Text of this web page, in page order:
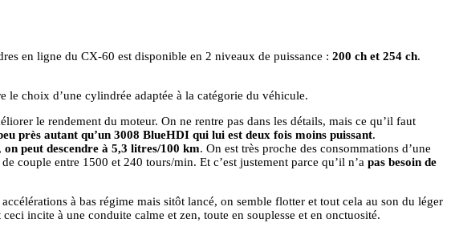
en ligne du CX-60 est disponible en 2 niveaux de puissance : 200 ch et 254 ch.
le choix d’une cylindrée adaptée à la catégorie du véhicule.
le rendement du moteur. On ne rentre pas dans les détails, mais ce qu’il faut
près autant qu’un 3008 BlueHDI qui lui est deux fois moins puissant.
on peut descendre à 5,3 litres/100 km. On est très proche des consommations d’une
de couple entre 1500 et 240 tours/min. Et c’est justement parce qu’il n’a pas besoin de
à bas régime mais sitôt lancé, on semble flotter et tout cela au son du léger
incite à une conduite calme et zen, toute en souplesse et en onctuosité.